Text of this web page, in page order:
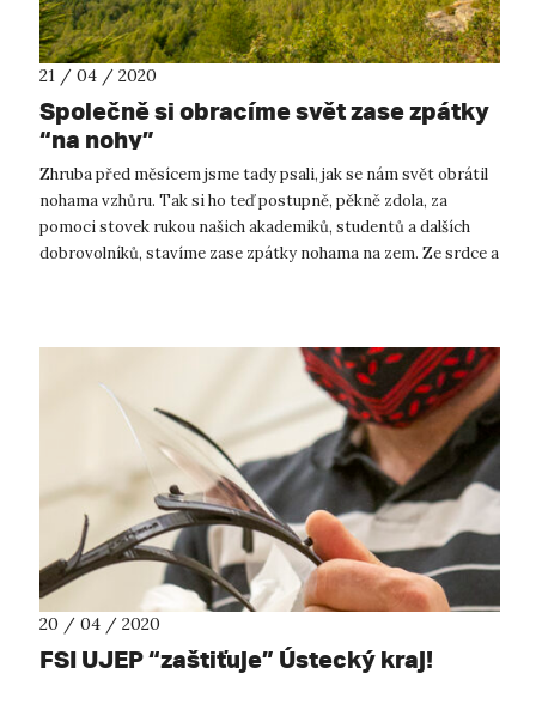
21 / 04 / 2020
Společně si obracíme svět zase zpátky
“na nohy”
Zhruba před měsícem jsme tady psali, jak se nám svět obrátil
nohama vzhůru. Tak si ho teď postupně, pěkně zdola, za
pomoci stovek rukou našich akademiků, studentů a dalších
dobrovolníků, stavíme zase zpátky nohama na zem. Ze srdce a
20 / 04 / 2020
FSI UJEP “zaštiťuje” Ústecký kraj!